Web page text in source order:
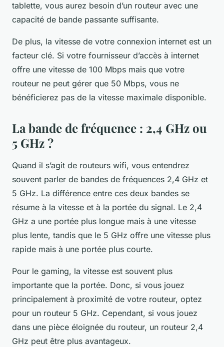
tablette, vous aurez besoin d’un routeur avec une
capacité de bande passante suffisante.
De plus, la vitesse de votre connexion internet est un
facteur clé. Si votre fournisseur d’accès à internet
offre une vitesse de 100 Mbps mais que votre
routeur ne peut gérer que 50 Mbps, vous ne
bénéficierez pas de la vitesse maximale disponible.
La bande de fréquence : 2,4 GHz ou
5 GHz ?
Quand il s’agit de routeurs wifi, vous entendrez
souvent parler de bandes de fréquences 2,4 GHz et
5 GHz. La différence entre ces deux bandes se
résume à la vitesse et à la portée du signal. Le 2,4
GHz a une portée plus longue mais à une vitesse
plus lente, tandis que le 5 GHz offre une vitesse plus
rapide mais à une portée plus courte.
Pour le gaming, la vitesse est souvent plus
importante que la portée. Donc, si vous jouez
principalement à proximité de votre routeur, optez
pour un routeur 5 GHz. Cependant, si vous jouez
dans une pièce éloignée du routeur, un routeur 2,4
GHz peut être plus avantageux.